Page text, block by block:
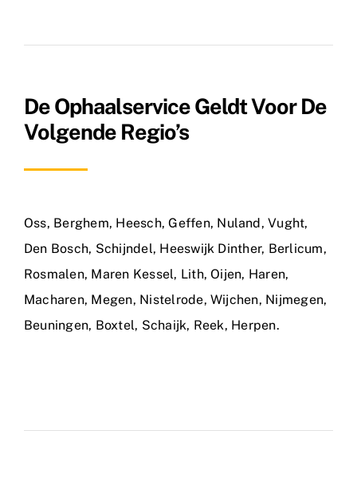
De Ophaalservice Geldt Voor De
Volgende Regio’s
Oss, Berghem, Heesch,Geffen, Nuland,Vught,
Den Bosch, Schijndel, Heeswijk Dinther, Berlicum,
Rosmalen, Maren Kessel, Lith,Oijen, Haren,
Macharen, Megen, Nistelrode, Wijchen, Nijmegen,
Beuningen, Boxtel, Schaijk, Reek, Herpen.